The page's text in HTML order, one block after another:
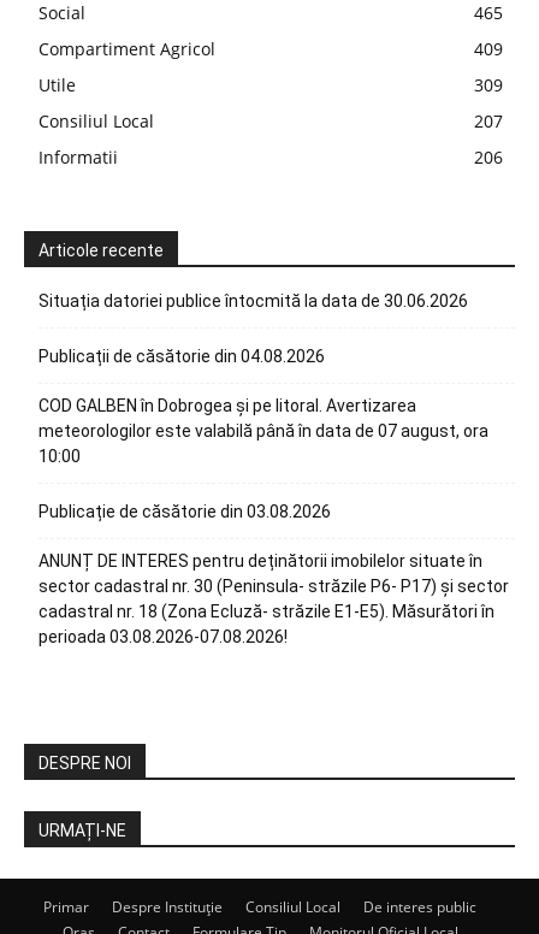
Social
465
Compartiment Agricol
409
Utile
309
Consiliul Local
207
Informatii
206
Articole recente
Situația datoriei publice întocmită la data de 30.06.2026
Publicații de căsătorie din 04.08.2026
COD GALBEN în Dobrogea și pe litoral. Avertizarea
meteorologilor este valabilă până în data de 07 august, ora
10:00
Publicație de căsătorie din 03.08.2026
ANUNȚ DE INTERES pentru deținătorii imobilelor situate în
sector cadastral nr. 30 (Peninsula- străzile P6- P17) și sector
cadastral nr. 18 (Zona Ecluză- străzile E1-E5). Măsurători în
perioada 03.08.2026-07.08.2026!
DESPRE NOI
URMAȚI-NE
Primar Despre Instituție Consiliul Local
De interes public